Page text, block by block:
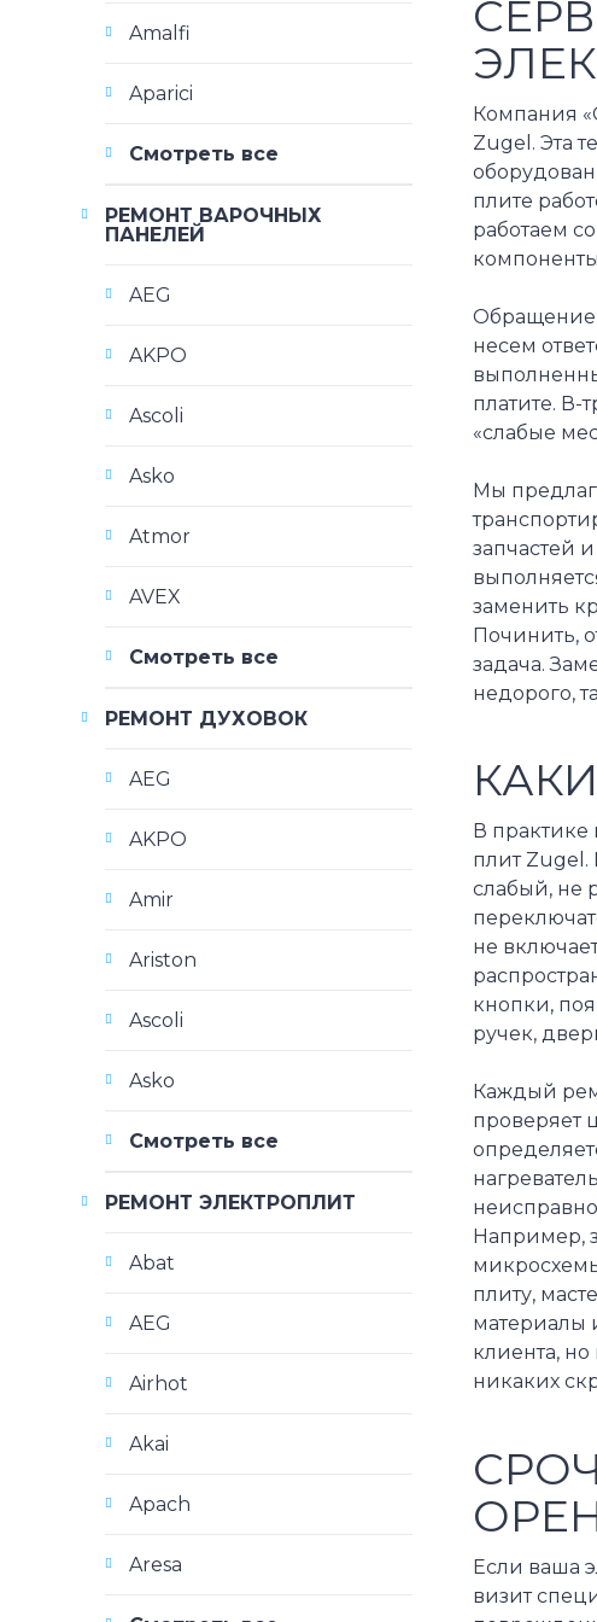
Компания
Zugel. Эта
плите
работаем
Обращение
несем
платите.
«слабые
Мы
запчастей
заменить
Починить,
задача.
недорого,
В практике
плит Zugel.
слабый, не
не
кнопки,
ручек,
Каждый
проверяет
Например,
плиту,
материалы
клиента,
никаких
Если ваша
визит
Amalfi
Aparici
Смотреть все
РЕМОНТ ВАРОЧНЫХ
ПАНЕЛЕЙ
AEG
AKPO
Ascoli
Asko
Atmor
AVEX
Смотреть все
РЕМОНТ ДУХОВОК
AEG
AKPO
Amir
Ariston
Ascoli
Asko
Смотреть все
РЕМОНТ ЭЛЕКТРОПЛИТ
Abat
AEG
Airhot
Akai
Apach
Aresa